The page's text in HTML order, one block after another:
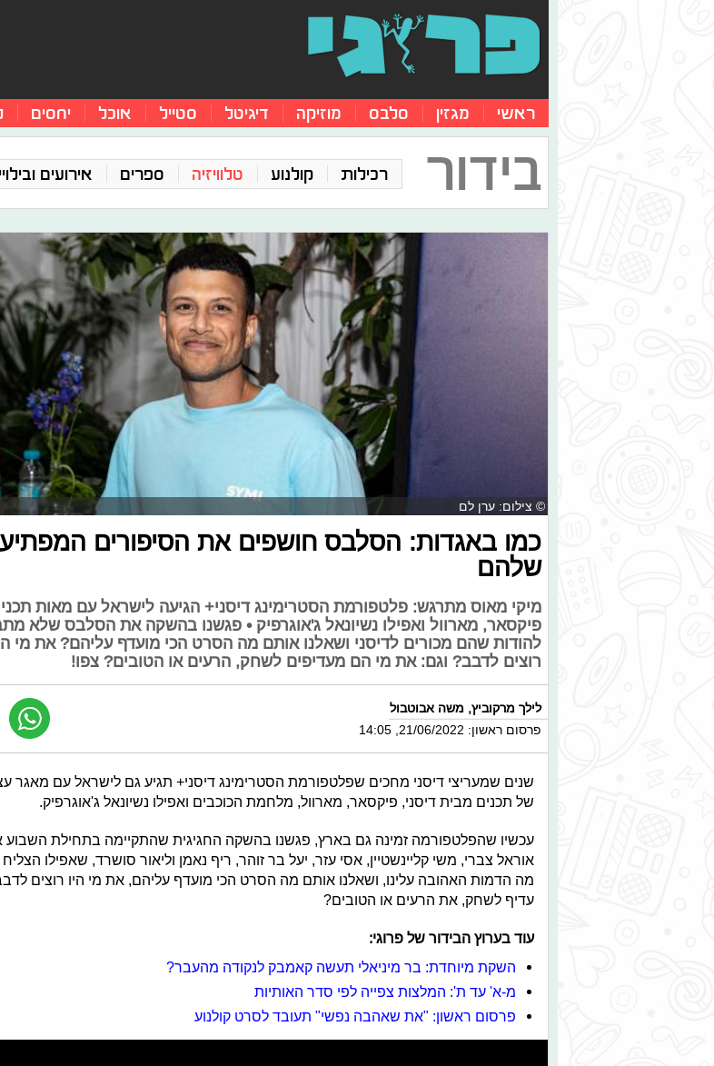
ראשי מגזין סלבס מוזיקה דיגיטל סטייל אוכל יחסים
בידור רכילות קולנוע טלוויזיה ספרים אירועים
© צילום: ערן לם
כמו באגדות: הסלבס חושפים את הסיפורים
שלהם
מיקי מאוס מתרגש: פלטפורמת הסטרימינג דיסני+ הגיעה לישראל עם מאות תכני
פיקסאר, מארוול ואפילו נשיונאל ג'אוגרפיק • פגשנו בהשקה את הסלבס שלא
להודות שהם מכורים לדיסני ושאלנו אותם מה הסרט הכי מועדף עליהם? את מי
רוצים לדבב? וגם: את מי הם מעדיפים לשחק, הרעים או הטובים? צפו!
לילך מרקוביץ, משה אבוטבול
פרסום ראשון: 21/06/2022, 14:05
שנים שמעריצי דיסני מחכים שפלטפורמת הסטרימינג דיסני+ תגיע גם לישראל עם מאגר
של תכנים מבית דיסני, פיקסאר, מארוול, מלחמת הכוכבים ואפילו נשיונאל ג'אוגרפיק.
עכשיו שהפלטפורמה זמינה גם בארץ, פגשנו בהשקה החגיגית שהתקיימה בתחילת השבוע
אוראל צברי, משי קליינשטיין, אסי עזר, יעל בר זוהר, ריף נאמן וליאור סושרד, שאפילו
מה הדמות האהובה עלינו, ושאלנו אותם מה הסרט הכי מועדף עליהם, את מי היו רוצים
עדיף לשחק, את הרעים או הטובים?
עוד בערוץ הבידור של פרוגי:
השקת מיוחדת: בר מיניאלי תעשה קאמבק לנקודה מהעבר?
מ-א' עד ת': המלצות צפייה לפי סדר האותיות
פרסום ראשון: "את שאהבה נפשי" תעובד לסרט קולנוע